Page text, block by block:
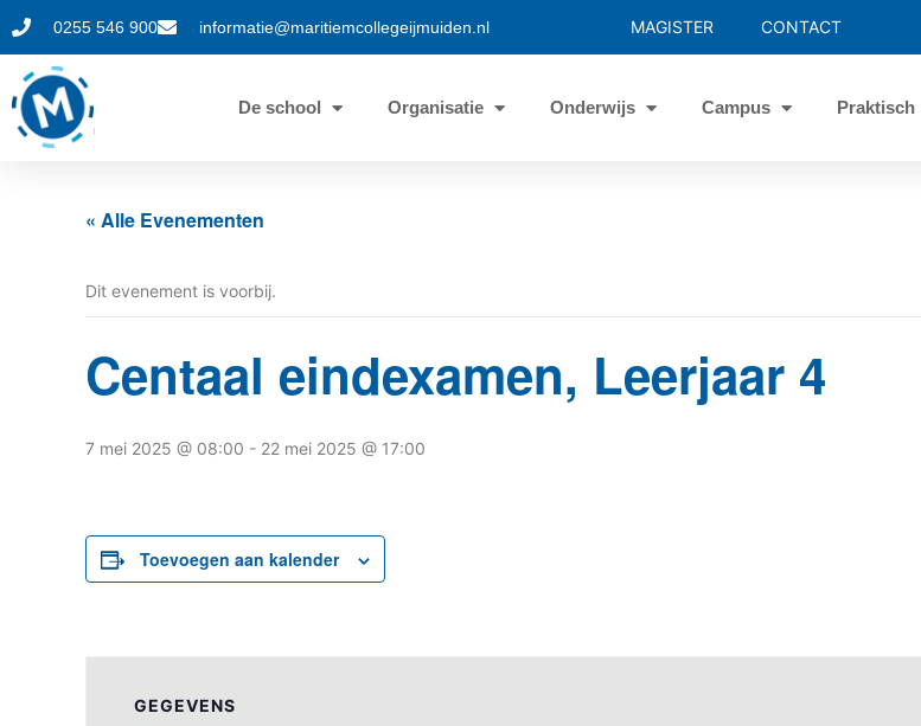
0255 546 900 informatie@maritiemcollegeijmuiden.nl MAGISTER CONTACT
De school Organisatie Onderwijs Campus Praktisch
« Alle Evenementen
Dit evenement is voorbij.
Centaal eindexamen, Leerjaar 4
7 mei 2025 @ 08:00 - 22 mei 2025 @ 17:00
Toevoegen aan kalender
GEGEVENS